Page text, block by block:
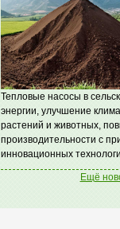
Тепловые насосы в
энергии, улучшение
растений и животных,
производительности с
инновационных
Ещё